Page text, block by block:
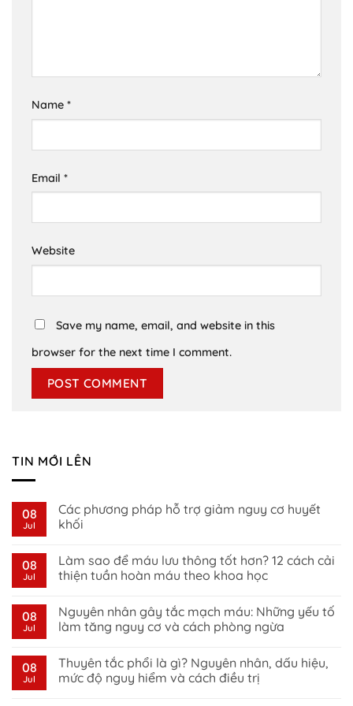
Name *
Email *
Website
Save my name, email, and website in this
browser for the next time I comment.
TIN MỚI LÊN
08
Jul
Các phương pháp hỗ trợ giảm nguy cơ huyết
khối
on
Các
phương
trợ
giảm
nguy
khối
08
Jul
Làm sao để máu lưu thông tốt hơn? 12 cách cải
thiện tuần hoàn máu theo khoa học
on
Làm
sao
lưu
thông
tốt
08
Jul
Nguyên nhân gây tắc mạch máu: Những yếu tố
làm tăng nguy cơ và cách phòng ngừa
on
Nguyên
nhân
08
Jul
Thuyên tắc phổi là gì? Nguyên nhân, dấu hiệu,
mức độ nguy hiểm và cách điều trị